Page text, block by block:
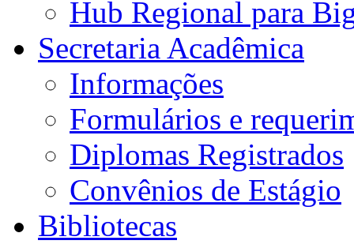
Hub Regional para
Secretaria Acadêmica
Informações
Formulários e
Diplomas Registrados
Convênios de Estágio
Bibliotecas